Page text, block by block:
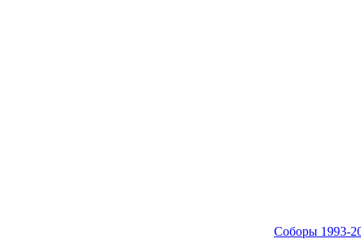
Соборы 1993-